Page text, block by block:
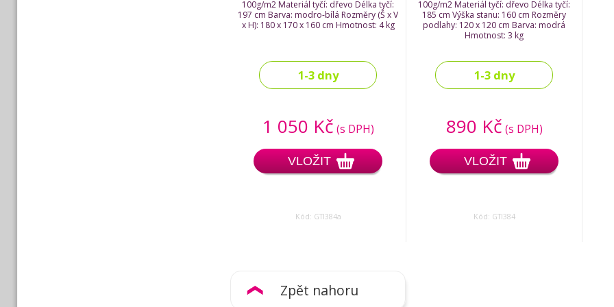
100g/m2 Materiál tyčí: dřevo Délka tyčí:
197 cm Barva: modro-bílá Rozměry (Š x V
x H): 180 x 170 x 160 cm Hmotnost: 4 kg
1-3 dny
1 050 Kč (s DPH)
VLOŽIT
Kód: GTI384a
100g/m2 Materiál tyčí: dřevo Délka tyčí:
185 cm Výška stanu: 160 cm Rozměry
podlahy: 120 x 120 cm Barva: modrá
Hmotnost: 3 kg
1-3 dny
890 Kč (s DPH)
VLOŽIT
Kód: GTI384
Zpět nahoru